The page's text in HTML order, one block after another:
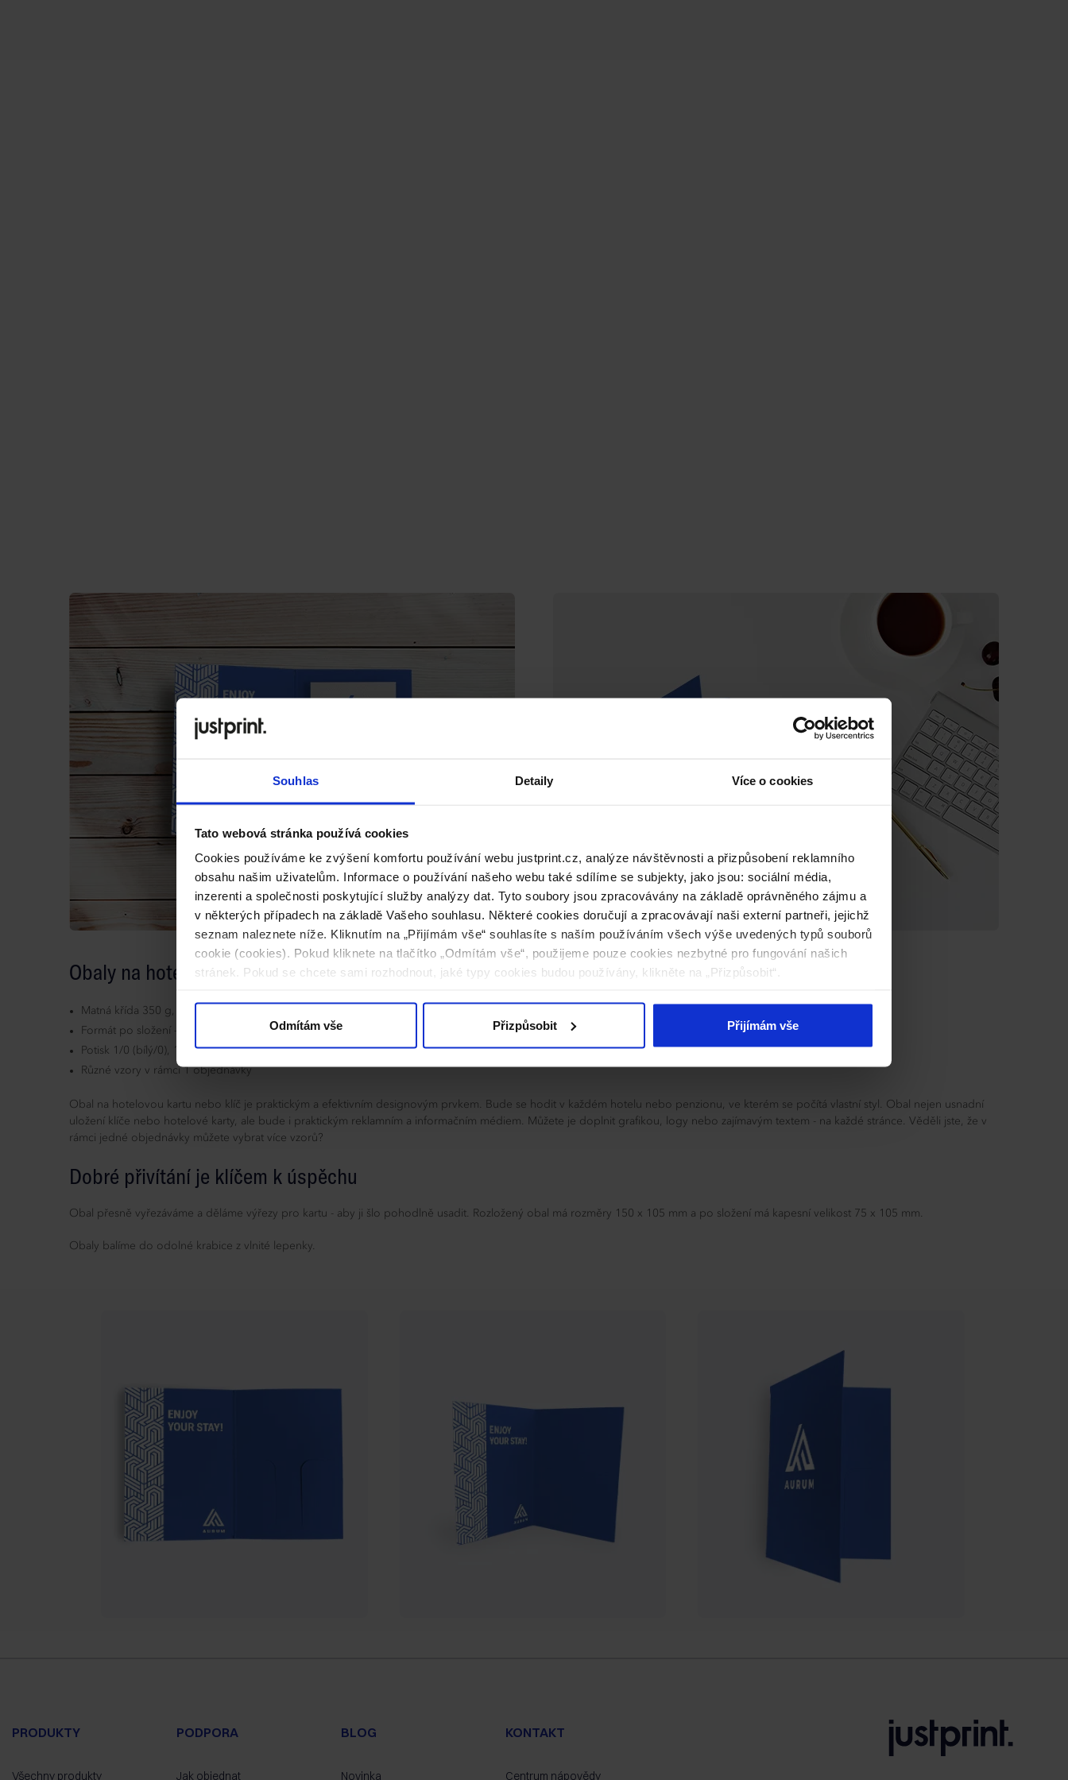
Souhlas Detaily Více o cookies
Tato webová stránka používá cookies
Cookies používáme ke zvýšení komfortu používání webu justprint.cz, analýze návštěvnosti a přizpůsobení reklamního
obsahu našim uživatelům. Informace o používání našeho webu také sdílíme se subjekty, jako jsou: sociální média,
inzerenti a společnosti poskytující služby analýzy dat. Tyto soubory jsou zpracovávány na základě oprávněného zájmu a
v některých případech na základě Vašeho souhlasu. Některé cookies doručují a zpracovávají naši externí partneři, jejichž
seznam naleznete níže. Kliknutím na „Přijímám vše“ souhlasíte s naším používáním všech výše uvedených typů souborů
cookie (cookies). Pokud kliknete na tlačítko „Odmítám vše“, použijeme pouze cookies nezbytné pro fungování našich
stránek. Pokud se chcete sami rozhodnout, jaké typy cookies budou používány, klikněte na „Přizpůsobit“.
Odmítám vše Přizpůsobit Přijímám vše
Obaly na hotelovou kartu - již od 10 ks
Matná křída 350 g, Kraftliner 250 g, ofset 240 g
Formát po složení – 75 x 105 mm (po rozložení 150 x 105 mm)
Potisk 1/0 (bílý/0), 1/0 (černý/0), 4/0, 5/0 (4 + bílý/0)
Různé vzory v rámci 1 objednávky
Obal na hotelovou kartu nebo klíč je praktickým a efektivním designovým prvkem. Bude se hodit v každém hotelu nebo penzionu, ve kterém se počítá vlastní styl. Obal nejen usnadní
uložení klíče nebo hotelové karty, ale bude i praktickým reklamním a informačním médiem. Můžete je doplnit grafikou, logy nebo zajímavým textem - na každé stránce. Věděli jste, že v
rámci jedné objednávky můžete vybrat více vzorů?
Dobré přivítání je klíčem k úspěchu
Obal přesně vyřezáváme a děláme výřezy pro kartu - aby ji šlo pohodlně usadit. Rozložený obal má rozměry 150 x 105 mm a po složení má kapesní velikost 75 x 105 mm.
Obaly balíme do odolné krabice z vlnité lepenky.
PRODUKTY
Všechny produkty
PODPORA
Jak objednat
BLOG
Novinka
KONTAKT
Centrum nápovědy